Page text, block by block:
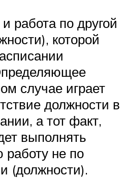
работа по другой
которой
случае играет
должности в
а тот факт,
выполнять
работу не по
(должности).